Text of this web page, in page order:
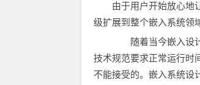
由于用户开始放心地
级扩展到整个嵌入系统领
随着当今嵌入设计
技术规范要求正常运行时
不能接受的。嵌入系统设